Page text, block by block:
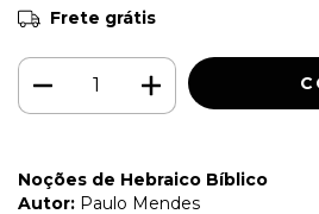
Frete grátis
Noções de Hebraico Bíblico
Autor: Paulo Mendes